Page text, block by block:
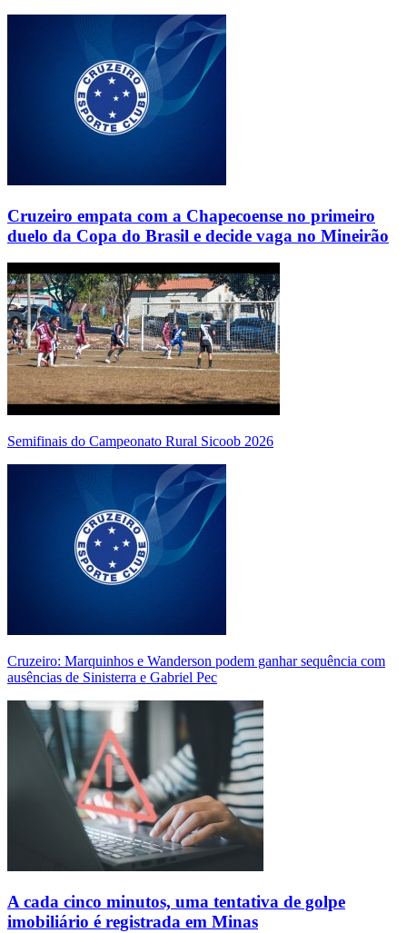
Cruzeiro empata com a Chapecoense no primeiro
duelo da Copa do Brasil e decide vaga no Mineirão
Semifinais do Campeonato Rural Sicoob 2026
Cruzeiro: Marquinhos e Wanderson podem ganhar sequência com
ausências de Sinisterra e Gabriel Pec
A cada cinco minutos, uma tentativa de golpe
imobiliário é registrada em Minas